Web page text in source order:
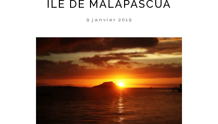
ÎLE DE MALAPASCUA
9 janvier 2019